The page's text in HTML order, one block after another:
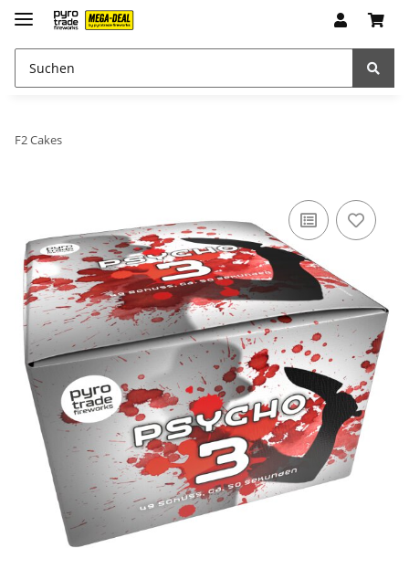
F2 Cakes